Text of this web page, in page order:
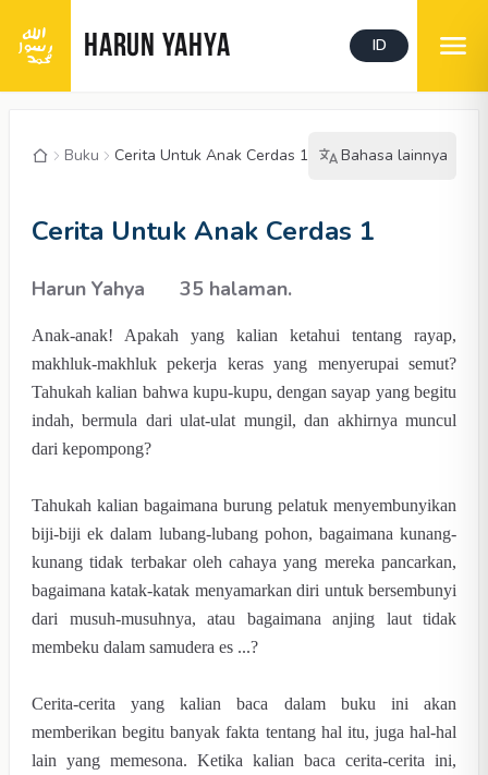
HARUN YAHYA ID
Buku Cerita Untuk Anak Cerdas 1 Bahasa lainnya
Cerita Untuk Anak Cerdas 1
Harun Yahya 35 halaman.
Anak-anak! Apakah yang kalian ketahui tentang rayap,
makhluk-makhluk pekerja keras yang menyerupai semut?
Tahukah kalian bahwa kupu-kupu, dengan sayap yang begitu
indah, bermula dari ulat-ulat mungil, dan akhirnya muncul
dari kepompong?
Tahukah kalian bagaimana burung pelatuk menyembunyikan
biji-biji ek dalam lubang-lubang pohon, bagaimana kunang-
kunang tidak terbakar oleh cahaya yang mereka pancarkan,
bagaimana katak-katak menyamarkan diri untuk bersembunyi
dari musuh-musuhnya, atau bagaimana anjing laut tidak
membeku dalam samudera es ...?
Cerita-cerita yang kalian baca dalam buku ini akan
memberikan begitu banyak fakta tentang hal itu, juga hal-hal
lain yang memesona. Ketika kalian baca cerita-cerita ini,